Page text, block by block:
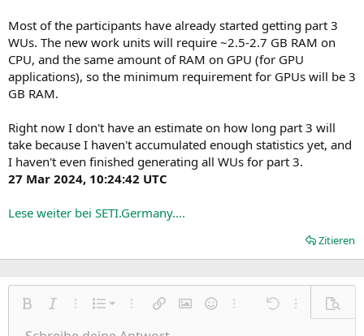
Most of the participants have already started getting part 3
WUs. The new work units will require ~2.5-2.7 GB RAM on
CPU, and the same amount of RAM on GPU (for GPU
applications), so the minimum requirement for GPUs will be 3
GB RAM.
Right now I don't have an estimate on how long part 3 will
take because I haven't accumulated enough statistics yet, and
I haven't even finished generating all WUs for part 3.
27 Mar 2024, 10:24:42 UTC
Lese weiter bei SETI.Germany....
Zitieren
Fett KursivWeitere Einstellungen…
Liste
Nummerierte Liste
Weitere Einstellungen…
Link einfügen
Bild einfügen
SmileysWeitere Einstellungen…
Rückgängig
Weitere